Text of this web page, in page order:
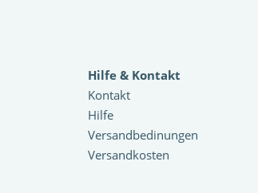
Hilfe & Kontakt
Kontakt
Hilfe
Versandbedinungen
Versandkosten